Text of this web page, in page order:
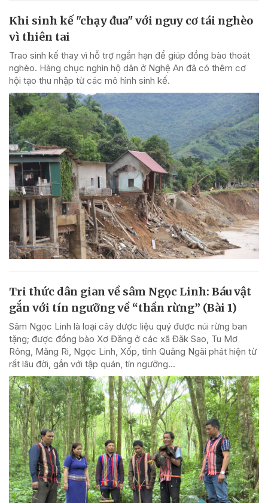
Khi sinh kế "chạy đua" với nguy cơ tái nghèo
vì thiên tai
Trao sinh kế thay vì hỗ trợ ngắn hạn để giúp đồng bào thoát
nghèo. Hàng chục nghìn hộ dân ở Nghệ An đã có thêm cơ
hội tạo thu nhập từ các mô hình sinh kế.
Tri thức dân gian về sâm Ngọc Linh: Báu vật
gắn với tín ngưỡng về “thần rừng” (Bài 1)
Sâm Ngọc Linh là loại cây dược liệu quý được núi rừng ban
tặng; được đồng bào Xơ Đăng ở các xã Đăk Sao, Tu Mơ
Rông, Măng Ri, Ngọc Linh, Xốp, tỉnh Quảng Ngãi phát hiện từ
rất lâu đời, gắn với tập quán, tín ngưỡng...